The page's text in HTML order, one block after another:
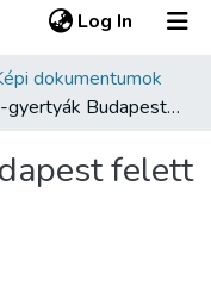
Log In (current)
dokumentumok
Sztálin-gyertyák Budapest felett
felett